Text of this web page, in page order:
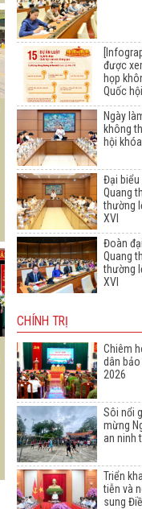
được
họp
Quốc
Ngày
không
hội
Đại biểu
Quang
thường
XVI
Đoàn
Quang
thường
XVI
CHÍNH TRỊ
Chiêm
dân
2026
Sôi nổi
mừng
an ninh
Triển
tiễn và
sung